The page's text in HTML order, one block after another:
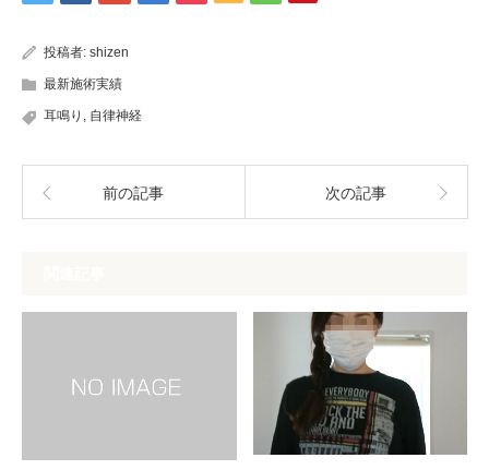
投稿者: shizen
最新施術実績
耳鳴り , 自律神経
前の記事 次の記事